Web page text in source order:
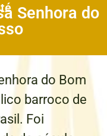
Senhora do
do Bom
barroco de
Foi